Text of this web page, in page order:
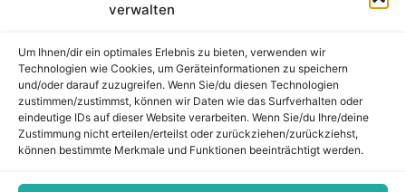
verwalten
Um Ihnen/dir ein optimales Erlebnis zu bieten, verwenden wir
Technologien wie Cookies, um Geräteinformationen zu speichern
und/oder darauf zuzugreifen. Wenn Sie/du diesen Technologien
zustimmen/zustimmst, können wir Daten wie das Surfverhalten oder
eindeutige IDs auf dieser Website verarbeiten. Wenn Sie/du Ihre/deine
Zustimmung nicht erteilen/erteilst oder zurückziehen/zurückziehst,
können bestimmte Merkmale und Funktionen beeinträchtigt werden.
nach:
©2026 Der Transkribierer